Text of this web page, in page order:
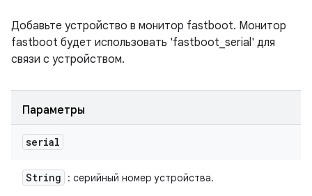
Добавьте устройство в монитор fastboot. Монитор
fastboot будет использовать 'fastboot_serial' для
связи с устройством.
Параметры
serial
String : серийный номер устройства.